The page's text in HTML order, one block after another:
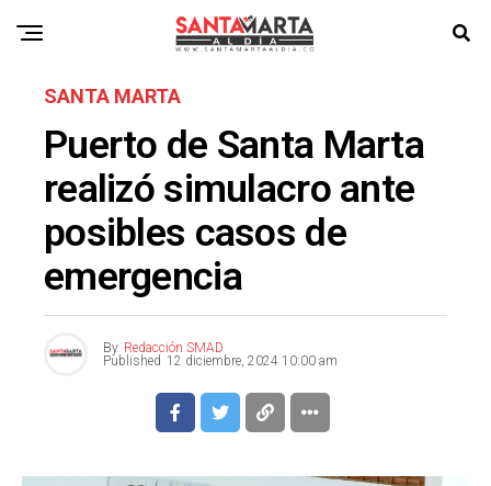
SANTA MARTA
Puerto de Santa Marta
realizó simulacro ante
posibles casos de
emergencia
By Redacción SMAD
Published 12 diciembre, 2024 10:00 am